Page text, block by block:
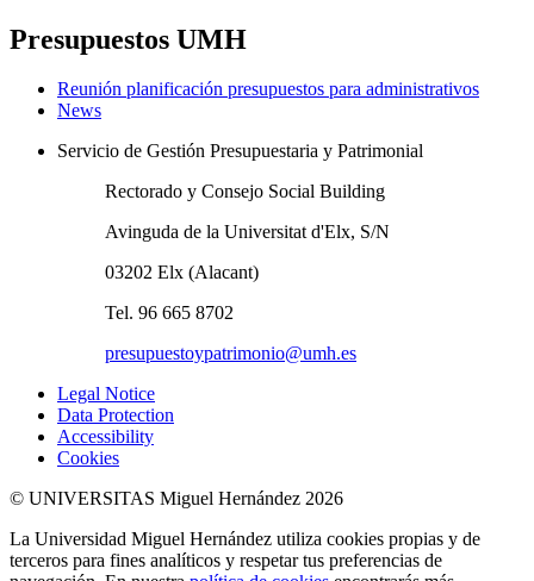
Presupuestos UMH
Reunión planificación presupuestos para administrativos
News
Servicio de Gestión Presupuestaria y Patrimonial
Rectorado y Consejo Social Building
Avinguda de la Universitat d'Elx, S/N
03202 Elx (Alacant)
Tel. 96 665 8702
presupuestoypatrimonio@umh.es
Legal Notice
Data Protection
Accessibility
Cookies
© UNIVERSITAS Miguel Hernández 2026
La Universidad Miguel Hernández utiliza cookies propias y de
terceros para fines analíticos y respetar tus preferencias de